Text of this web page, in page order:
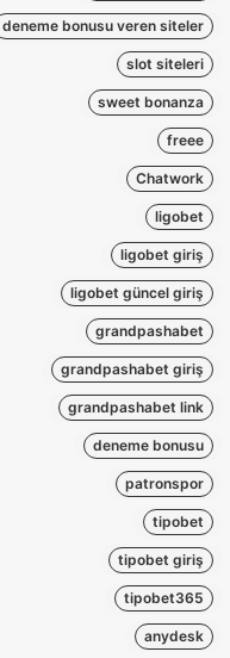
deneme bonusu veren siteler
slot siteleri
sweet bonanza
freee
Chatwork
ligobet
ligobet giriş
ligobet güncel giriş
grandpashabet
grandpashabet giriş
grandpashabet link
deneme bonusu
patronspor
tipobet
tipobet giriş
tipobet365
anydesk